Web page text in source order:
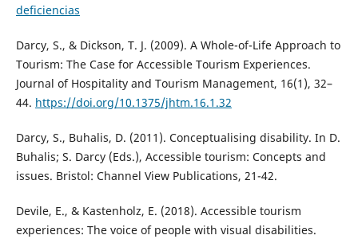
deficiencias
Darcy, S., & Dickson, T. J. (2009). A Whole-of-Life Approach to
Tourism: The Case for Accessible Tourism Experiences.
Journal of Hospitality and Tourism Management, 16(1), 32–
44. https://doi.org/10.1375/jhtm.16.1.32
Darcy, S., Buhalis, D. (2011). Conceptualising disability. In D.
Buhalis; S. Darcy (Eds.), Accessible tourism: Concepts and
issues. Bristol: Channel View Publications, 21-42.
Devile, E., & Kastenholz, E. (2018). Accessible tourism
experiences: The voice of people with visual disabilities.